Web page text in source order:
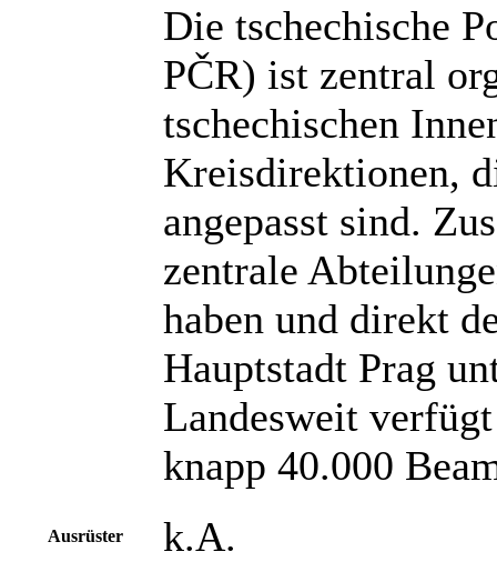
Die tschechische
PČR) ist zentral
tschechischen
Kreisdirektionen,
angepasst sind.
zentrale
haben und direkt
Hauptstadt Prag
Landesweit
knapp 40.000
Ausrüster k.A.